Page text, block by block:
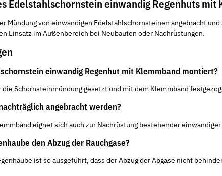
Edelstahlschornstein einwandig Regenhuts mit
Mündung von einwandigen Edelstahlschornsteinen angebracht
Einsatz im Außenbereich bei Neubauten oder Nachrüstungen.
einwandig Regenhut mit Klemmband montiert?
die Schornsteinmündung gesetzt und mit dem Klemmband
angebracht werden?
eignet sich auch zur Nachrüstung bestehender
den Abzug der Rauchgase?
ist so ausgeführt, dass der Abzug der Abgase nicht